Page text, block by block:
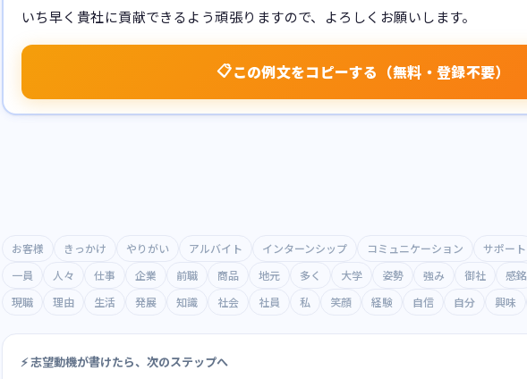
いち早く貴社に貢献できるよう頑張りますので、よろしくお願いします。
📋この例文をコピーする（無料・登録不要）
お客様 きっかけ やりがい アルバイト インターンシップ コミュニケーション サポート
一員
人々 仕事 企業 前職 商品 地元 多く 大学 姿勢 強み 御社 感銘
現職
理由 生活 発展 知識 社会 社員 私 笑顔 経験 自信 自分 興味
⚡ 志望動機が書けたら、次のステップへ